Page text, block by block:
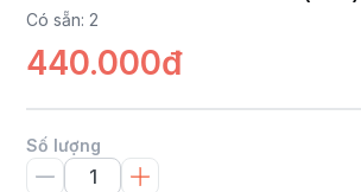
Có sẵn: 2
440.000đ
Số lượng